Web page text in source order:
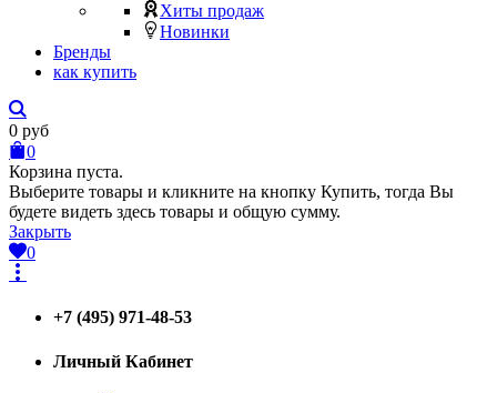
Хиты продаж
Новинки
Бренды
как купить
0 руб
0
Корзина пуста.
Выберите товары и кликните на кнопку Купить, тогда Вы
будете видеть здесь товары и общую сумму.
Закрыть
0
+7 (495) 971-48-53
Личный Кабинет